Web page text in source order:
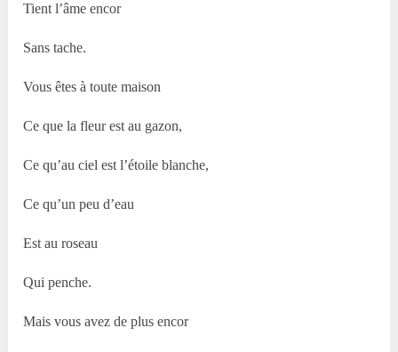
Tient l’âme encor
Sans tache.
Vous êtes à toute maison
Ce que la fleur est au gazon,
Ce qu’au ciel est l’étoile blanche,
Ce qu’un peu d’eau
Est au roseau
Qui penche.
Mais vous avez de plus encor